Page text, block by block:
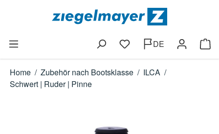
Zum Hauptinhalt springen
Du hast 0 Produkte auf
DE
Home / Zubehör nach Bootsklasse / ILCA /
Schwert | Ruder | Pinne